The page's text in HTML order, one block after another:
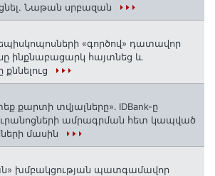
Նաթան սրբազան
«գործով» դատավոր
ինքնաբացարկ հայտնեց և
տվյալները»․ IDBank-ը
ամրագրման հետ կապված
մասին
խմբակցության պատգամավոր